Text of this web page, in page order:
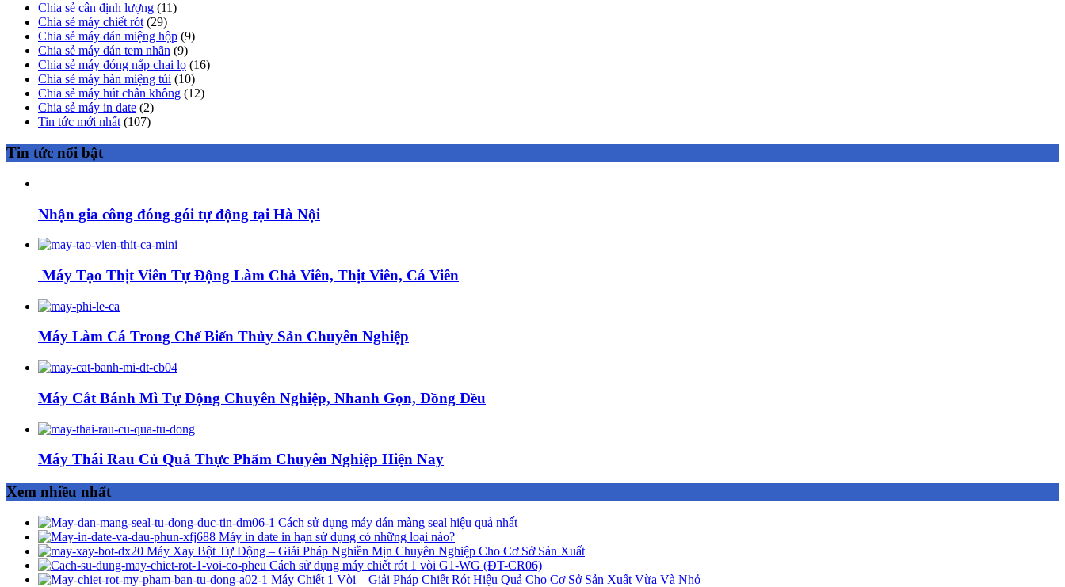
Chia sẻ cân định lượng (11)
Chia sẻ máy chiết rót (29)
Chia sẻ máy dán miệng hộp (9)
Chia sẻ máy dán tem nhãn (9)
Chia sẻ máy đóng nắp chai lọ (16)
Chia sẻ máy hàn miệng túi (10)
Chia sẻ máy hút chân không (12)
Chia sẻ máy in date (2)
Tin tức mới nhất (107)
Tin tức nổi bật
Nhận gia công đóng gói tự động tại Hà Nội
Máy Tạo Thịt Viên Tự Động Làm Chả Viên, Thịt Viên, Cá Viên
Máy Làm Cá Trong Chế Biến Thủy Sản Chuyên Nghiệp
Máy Cắt Bánh Mì Tự Động Chuyên Nghiệp, Nhanh Gọn, Đồng Đều
Máy Thái Rau Củ Quả Thực Phẩm Chuyên Nghiệp Hiện Nay
Xem nhiều nhất
Cách sử dụng máy dán màng seal hiệu quả nhất
Máy in date in hạn sử dụng có những loại nào?
Máy Xay Bột Tự Động – Giải Pháp Nghiền Mịn Chuyên Nghiệp Cho Cơ Sở Sản Xuất
Cách sử dụng máy chiết rót 1 vòi G1-WG (ĐT-CR06)
Máy Chiết 1 Vòi – Giải Pháp Chiết Rót Hiệu Quả Cho Cơ Sở Sản Xuất Vừa Và Nhỏ